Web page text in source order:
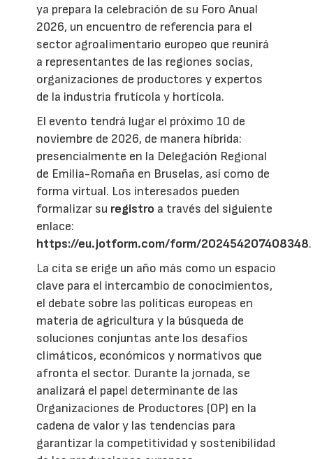
ya prepara la celebración de su Foro Anual
2026, un encuentro de referencia para el
sector agroalimentario europeo que reunirá
a representantes de las regiones socias,
organizaciones de productores y expertos
de la industria frutícola y hortícola.
El evento tendrá lugar el próximo 10 de
noviembre de 2026, de manera híbrida:
presencialmente en la Delegación Regional
de Emilia-Romaña en Bruselas, así como de
forma virtual. Los interesados pueden
formalizar su registro a través del siguiente
enlace:
https://eu.jotform.com/form/202454207408348.
La cita se erige un año más como un espacio
clave para el intercambio de conocimientos,
el debate sobre las políticas europeas en
materia de agricultura y la búsqueda de
soluciones conjuntas ante los desafíos
climáticos, económicos y normativos que
afronta el sector. Durante la jornada, se
analizará el papel determinante de las
Organizaciones de Productores (OP) en la
cadena de valor y las tendencias para
garantizar la competitividad y sostenibilidad